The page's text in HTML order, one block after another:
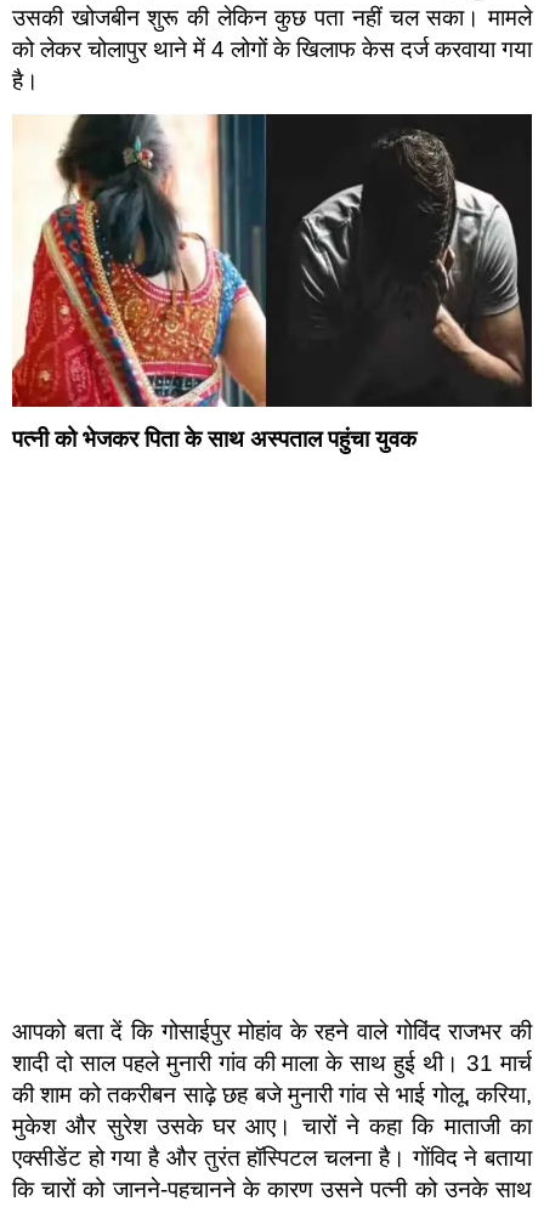
उसकी खोजबीन शुरू की लेकिन कुछ पता नहीं चल सका। मामले
को लेकर चोलापुर थाने में 4 लोगों के खिलाफ केस दर्ज करवाया गया
है।
पत्नी को भेजकर पिता के साथ अस्पताल पहुंचा युवक
आपको बता दें कि गोसाईपुर मोहांव के रहने वाले गोविंद राजभर की
शादी दो साल पहले मुनारी गांव की माला के साथ हुई थी। 31 मार्च
की शाम को तकरीबन साढ़े छह बजे मुनारी गांव से भाई गोलू, करिया,
मुकेश और सुरेश उसके घर आए। चारों ने कहा कि माताजी का
एक्सीडेंट हो गया है और तुरंत हॉस्पिटल चलना है। गोंविद ने बताया
कि चारों को जानने-पहचानने के कारण उसने पत्नी को उनके साथ